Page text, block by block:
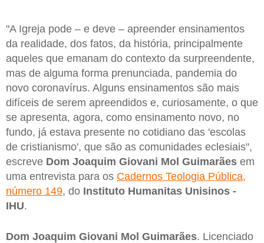
"A Igreja pode – e deve – apreender ensinamentos
da realidade, dos fatos, da história, principalmente
aqueles que emanam do contexto da surpreendente,
mas de alguma forma prenunciada, pandemia do
novo coronavírus. Alguns ensinamentos são mais
difíceis de serem apreendidos e, curiosamente, o que
se apresenta, agora, como ensinamento novo, no
fundo, já estava presente no cotidiano das 'escolas
de cristianismo', que são as comunidades eclesiais",
escreve Dom Joaquim Giovani Mol Guimarães em
uma entrevista para os Cadernos Teologia Pública,
número 149, do Instituto Humanitas Unisinos -
IHU.
Dom Joaquim Giovani Mol Guimarães. Licenciado